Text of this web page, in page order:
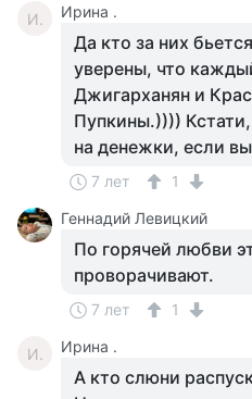
И. Ирина .
Да кто за них
уверены, что
Джигарханян и
Пупкины.))))
на денежки, если
7 лет
1
Геннадий Левицкий
По горячей любви
проворачивают.
7 лет 1
И. Ирина .
А кто слюни